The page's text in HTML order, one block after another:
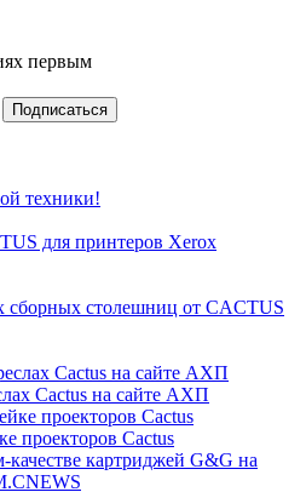
первым
техники!
для принтеров Xerox
сборных столешниц от CACTUS
Cactus на сайте АХП
проекторов Cactus